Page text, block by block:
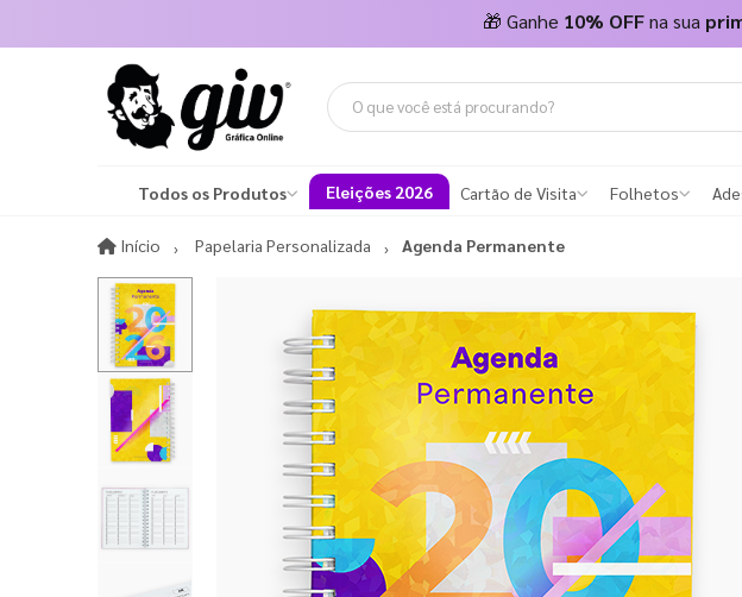
🎁 Ganhe 10% OFFna sua
Todos os Produtos Eleições 2026 Cartão de Visita Folhetos
Início InícioPapelaria Personalizada Agenda Permanente